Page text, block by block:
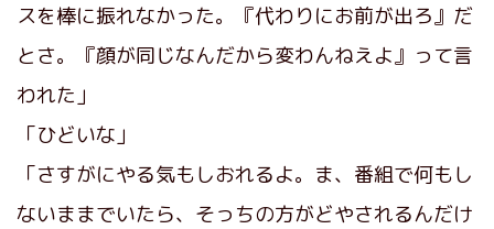
スを棒に振れなかった。『代わりにお前が出ろ』だ
とさ。『顔が同じなんだから変わんねえよ』って言
われた」
「ひどいな」
「さすがにやる気もしおれるよ。ま、番組で何もし
ないままでいたら、そっちの方がどやされるんだけ